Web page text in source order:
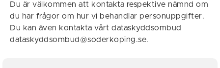
Du är välkommen att kontakta respektive nämnd om
du har frågor om hur vi behandlar personuppgifter.
Du kan även kontakta vårt dataskyddsombud
dataskyddsombud@soderkoping.se.